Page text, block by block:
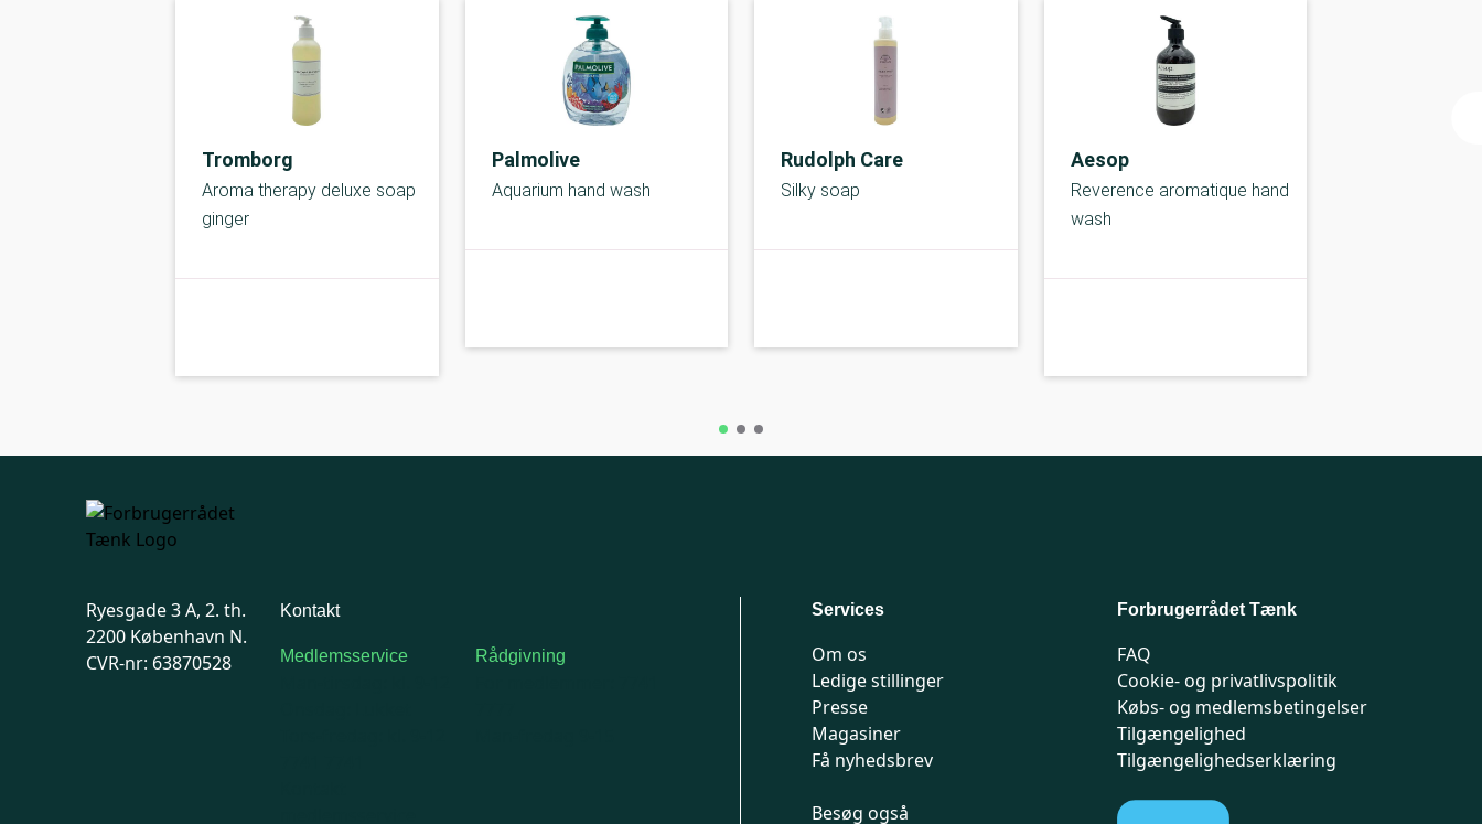
Tromborg
Aroma therapy deluxe soap
ginger
Palmolive
Aquarium hand wash
Rudolph Care
Silky soap
Aesop
Reverence aromatique hand
wash
Ryesgade 3 A, 2. th.
2200 København N.
CVR-nr: 63870528
Kontakt
Medlemsservice Rådgivning
Services
Om os
Ledige stillinger
Presse
Magasiner
Få nyhedsbrev
Besøg også
Forbrugerrådet Tænk
FAQ
Cookie- og privatlivspolitik
Købs- og medlemsbetingelser
Tilgængelighed
Tilgængelighedserklæring